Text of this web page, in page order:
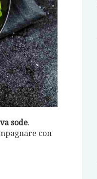
sode.
con